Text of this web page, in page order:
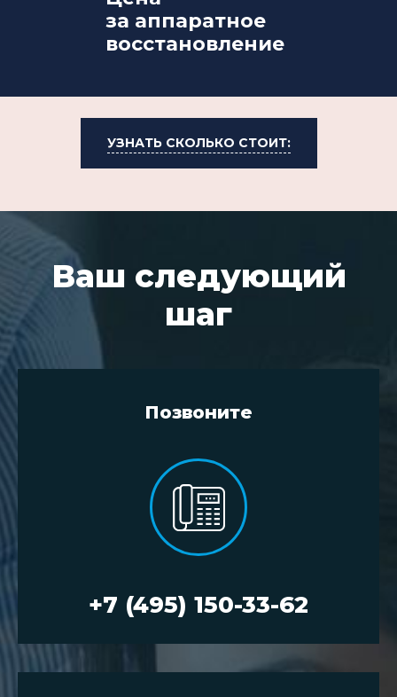
за аппаратное
восстановление
УЗНАТЬ СКОЛЬКО СТОИТ:
Ваш следующий
шаг
Позвоните
+7 (495) 150-33-62